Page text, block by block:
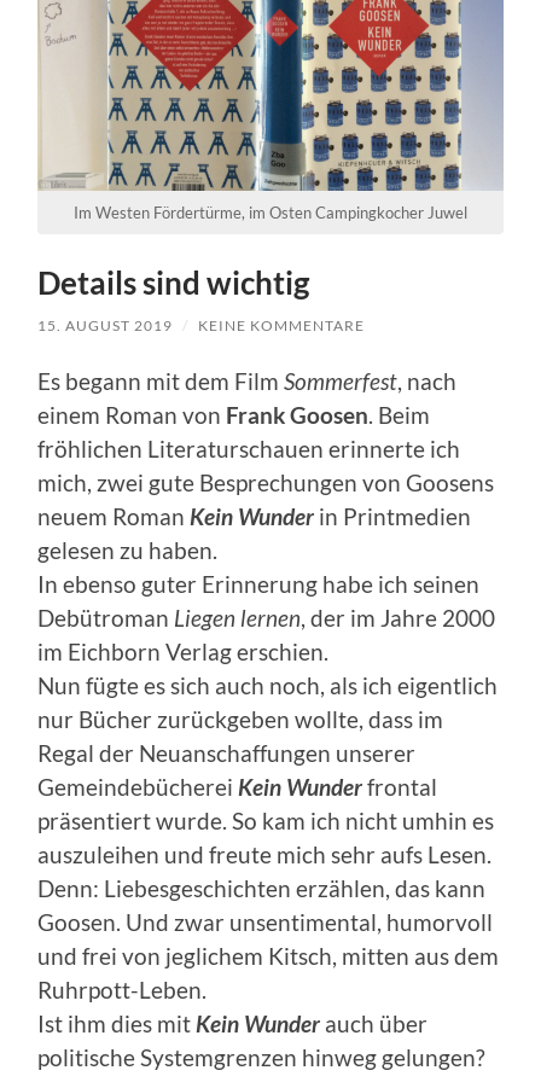
Im Westen Fördertürme, im Osten Campingkocher Juwel
Details sind wichtig
15. AUGUST 2019 / KEINE KOMMENTARE
Es begann mit dem FilmSommerfest, nach
einem Roman von Frank Goosen. Beim
fröhlichen Literaturschauen erinnerte ich
mich, zwei gute Besprechungen von Goosens
neuem RomanKein Wunder in Printmedien
gelesen zu haben.
In ebenso guter Erinnerung habe ich seinen
Debütroman Liegen lernen, der im Jahre 2000
im Eichborn Verlag erschien.
Nun fügte es sich auch noch, als ich eigentlich
nur Bücher zurückgeben wollte, dass im
Regal der Neuanschaffungen unserer
GemeindebüchereiKein Wunderfrontal
präsentiert wurde. So kam ich nicht umhin es
auszuleihen und freute mich sehr aufs Lesen.
Denn: Liebesgeschichten erzählen, das kann
Goosen. Und zwar unsentimental, humorvoll
und frei von jeglichem Kitsch, mitten aus dem
Ruhrpott-Leben.
Ist ihm dies mitKein Wunder auch über
politische Systemgrenzen hinweg gelungen?